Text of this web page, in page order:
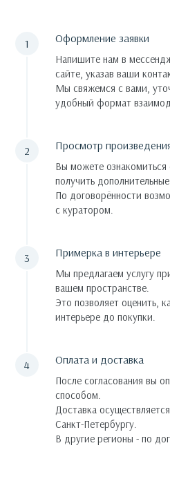
Оформление заявки
Напишите нам в
сайте, указав ваши
Мы свяжемся с вами,
удобный формат
Просмотр
Вы можете ознакомиться
получить
По договорённости
с куратором.
Примерка в интерьере
Мы предлагаем услугу
вашем пространстве.
Это позволяет оценить,
интерьере до покупки.
Оплата и доставка
После согласования вы
способом.
Доставка
Санкт-Петербургу.
В другие регионы - по